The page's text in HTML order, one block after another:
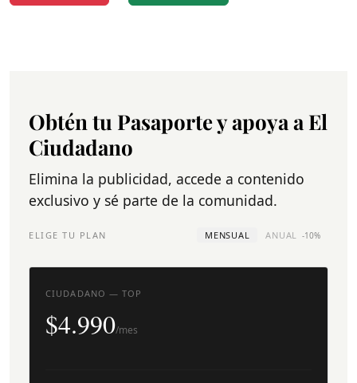
Obtén tu Pasaporte y apoya a El
Ciudadano
Elimina la publicidad, accede a contenido
exclusivo y sé parte de la comunidad.
ELIGE TU PLAN MENSUAL ANUAL -10%
CIUDADANO — TOP
$4.990/mes